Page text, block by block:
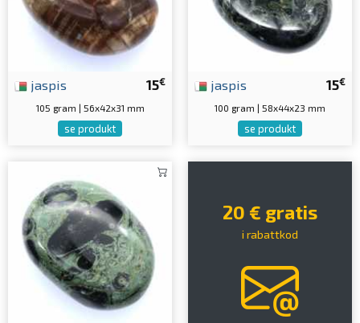
15€
jaspis
105 gram | 56x42x31 mm
se produkt
15€
jaspis
100 gram | 58x44x23 mm
se produkt
20 € gratis
i rabattkod